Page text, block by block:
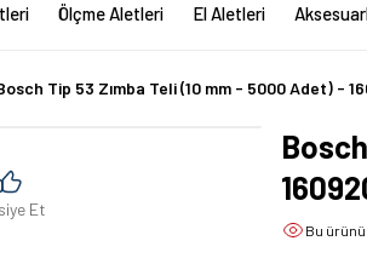
Ölçme Aletleri El Aletleri
Tip 53 Zımba Teli (10 mm - 5000 Adet) -
Et
Bu ürünü